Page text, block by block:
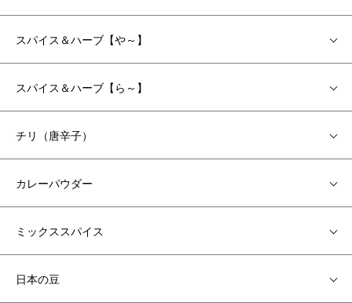
スパイス＆ハーブ【や～】
スパイス＆ハーブ【ら～】
チリ（唐辛子）
カレーパウダー
ミックススパイス
日本の豆